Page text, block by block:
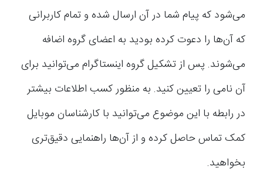
می‌شود که پیام شما در آن ارسال شده و تمام کاربرانی
که آن‌ها را دعوت کرده بودید به اعضای گروه اضافه
می‌شوند. پس از تشکیل گروه اینستاگرام می‌توانید برای
آن نامی را تعیین کنید. به منظور کسب اطلاعات بیشتر
در رابطه با این موضوع می‌توانید با کارشناسان موبایل
کمک تماس حاصل کرده و از آن‌ها راهنمایی دقیق‌تری
بخواهید.